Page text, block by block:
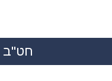
חט"ב